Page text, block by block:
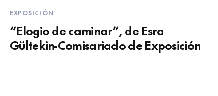
EXPOSICIÓN
“Elogio de caminar”, de Esra
Gültekin-Comisariado de Exposición